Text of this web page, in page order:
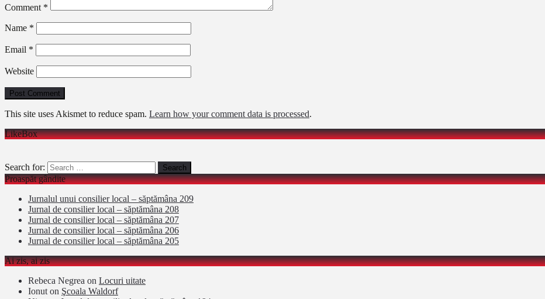
Comment *
Name *
Email *
Website
This site uses Akismet to reduce spam. Learn how your comment data is processed.
LikeBox
Search for:
Proaspăt gândite
Jurnalul unui consilier local – săptămâna 209
Jurnal de consilier local – săptămâna 208
Jurnal de consilier local – săptămâna 207
Jurnal de consilier local – săptămâna 206
Jurnal de consilier local – săptămâna 205
Ai zis, ai zis
Rebeca Negrea on Locuri uitate
Ionut on Şcoala Waldorf